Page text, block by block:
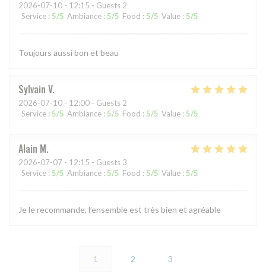
2026-07-10 - 12:15 - Guests 2
Service : 5/5 Ambiance : 5/5 Food : 5/5 Value : 5/5
Toujours aussi bon et beau
Sylvain V
2026-07-10 - 12:00 - Guests 2
Service : 5/5 Ambiance : 5/5 Food : 5/5 Value : 5/5
Alain M
2026-07-07 - 12:15 - Guests 3
Service : 5/5 Ambiance : 5/5 Food : 5/5 Value : 5/5
Je le recommande, l’ensemble est très bien et agréable
1 2 3